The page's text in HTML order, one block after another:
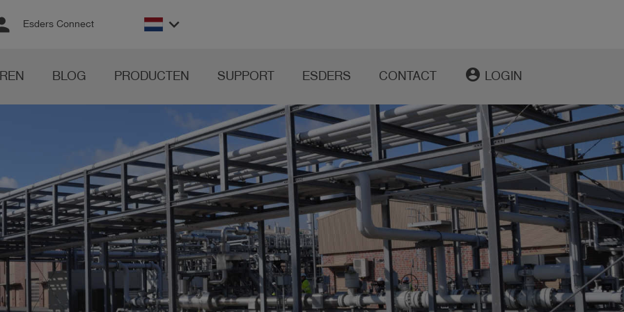
Esders Connect keyboard_arrow_down
BLOG PRODUCTEN SUPPORT ESDERS CONTACT account_circle LOGIN